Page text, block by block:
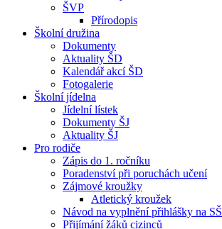
ŠVP
Přírodopis
Školní družina
Dokumenty
Aktuality ŠD
Kalendář akcí ŠD
Fotogalerie
Školní jídelna
Jídelní lístek
Dokumenty ŠJ
Aktuality ŠJ
Pro rodiče
Zápis do 1. ročníku
Poradenství při poruchách učení
Zájmové kroužky
Atletický kroužek
Návod na vyplnění přihlášky na SŠ
Přijímání žáků cizinců